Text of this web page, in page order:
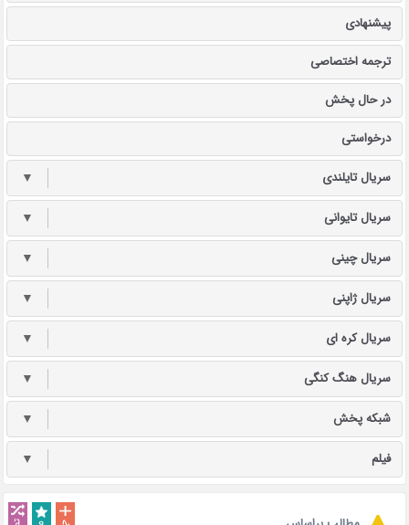
پیشنهادی
ترجمه اختصاصی
در حال پخش
درخواستی
سریال تایلندی ▼
سریال تایوانی ▼
سریال چینی ▼
سریال ژاپنی ▼
سریال کره ای ▼
سریال هنگ کنگی ▼
شبکه پخش ▼
فیلم ▼